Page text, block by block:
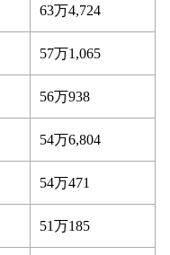
63万4,724
57万1,065
56万938
54万6,804
54万471
51万185